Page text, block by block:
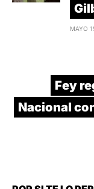
MAYO
Fey
Nacional